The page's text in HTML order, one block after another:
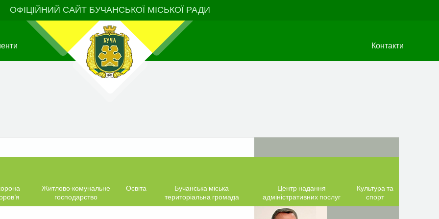
ОФІЦІЙНИЙ САЙТ БУЧАНСЬКОЇ МІСЬКОЇ РАДИ
Контакти
Житлово-комунальне
господарство
Освіта
Бучанська міська
територіальна громада
Центр надання
адміністративних послуг
Культура та
спорт